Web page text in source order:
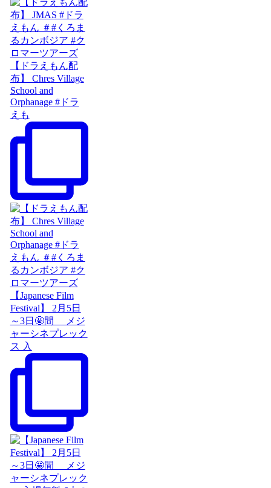
【ドラえもん配
布】 Chres Village
School and
Orphanage #ドラ
えも
【Japanese Film
Festival】 2月5日
～3日🤩間 メジ
ャーシネプレック
ス 入